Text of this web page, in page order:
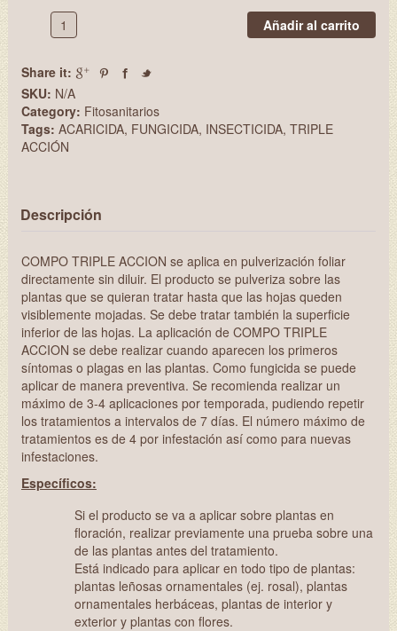
Añadir al carrito
INSECTICIDA
TRIPLE
ITA7501
cantidad
Share it:
SKU: N/A
Category: Fitosanitarios
Tags: ACARICIDA, FUNGICIDA, INSECTICIDA, TRIPLE
ACCIÓN
Descripción
COMPO TRIPLE ACCION se aplica en pulverización foliar
directamente sin diluir. El producto se pulveriza sobre las
plantas que se quieran tratar hasta que las hojas queden
visiblemente mojadas. Se debe tratar también la superficie
inferior de las hojas. La aplicación de COMPO TRIPLE
ACCION se debe realizar cuando aparecen los primeros
síntomas o plagas en las plantas. Como fungicida se puede
aplicar de manera preventiva. Se recomienda realizar un
máximo de 3-4 aplicaciones por temporada, pudiendo repetir
los tratamientos a intervalos de 7 días. El número máximo de
tratamientos es de 4 por infestación así como para nuevas
infestaciones.
Específicos:
Si el producto se va a aplicar sobre plantas en
floración, realizar previamente una prueba sobre una
de las plantas antes del tratamiento.
Está indicado para aplicar en todo tipo de plantas:
plantas leñosas ornamentales (ej. rosal), plantas
ornamentales herbáceas, plantas de interior y
exterior y plantas con flores.